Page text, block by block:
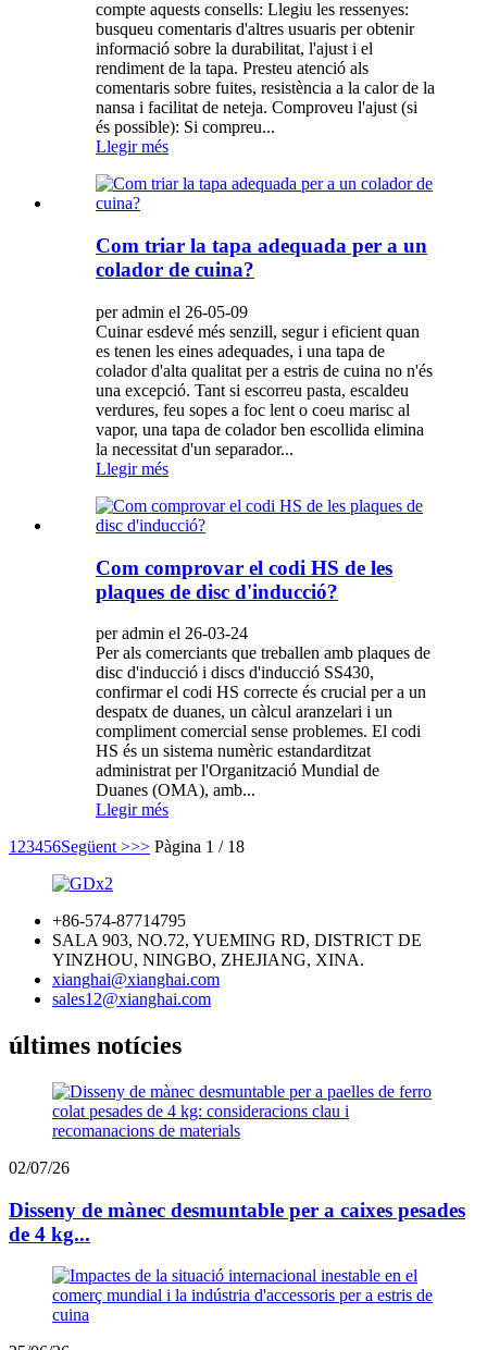
compte aquests consells: Llegiu les ressenyes:
busqueu comentaris d'altres usuaris per obtenir
informació sobre la durabilitat, l'ajust i el
rendiment de la tapa. Presteu atenció als
comentaris sobre fuites, resistència a la calor de la
nansa i facilitat de neteja. Comproveu l'ajust (si
és possible): Si compreu...
Llegir més
Com triar la tapa adequada per a un
colador de cuina?
per admin el 26-05-09
Cuinar esdevé més senzill, segur i eficient quan
es tenen les eines adequades, i una tapa de
colador d'alta qualitat per a estris de cuina no n'és
una excepció. Tant si escorreu pasta, escaldeu
verdures, feu sopes a foc lent o coeu marisc al
vapor, una tapa de colador ben escollida elimina
la necessitat d'un separador...
Llegir més
Com comprovar el codi HS de les
plaques de disc d'inducció?
per admin el 26-03-24
Per als comerciants que treballen amb plaques de
disc d'inducció i discs d'inducció SS430,
confirmar el codi HS correcte és crucial per a un
despatx de duanes, un càlcul aranzelari i un
compliment comercial sense problemes. El codi
HS és un sistema numèric estandarditzat
administrat per l'Organització Mundial de
Duanes (OMA), amb...
Llegir més
1 23456Següent >>> Pàgina 1 / 18
+86-574-87714795
SALA 903, NO.72, YUEMING RD, DISTRICT DE
YINZHOU, NINGBO, ZHEJIANG, XINA.
xianghai@xianghai.com
sales12@xianghai.com
últimes notícies
02/07/26
Disseny de mànec desmuntable per a caixes pesades
de 4 kg...